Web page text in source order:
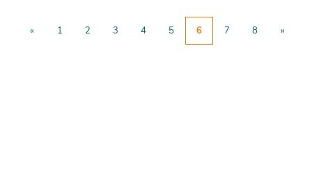
« 1 2 3 4 5 6 7 8 »